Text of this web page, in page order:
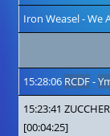
Iron Weasel-We
15:28:06 RCDF-
15:23:41
[00:04:25]